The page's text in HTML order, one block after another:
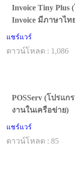
Invoice Tiny
Invoice มีภาษาไท
แชร์แวร์
ดาวน์โหลด : 1,086
POSServ (โปรแ
งานในเครือข่าย)
แชร์แวร์
ดาวน์โหลด : 85